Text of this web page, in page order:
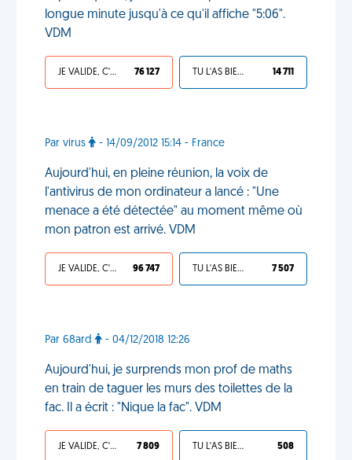
longue minute jusqu'à ce qu'il affiche "5:06".
VDM
JE VALIDE, C'EST UNE VDM 76 127 TU L'AS BIEN MÉRITÉ 14 711
Par virus - 14/09/2012 15:14 - France
Aujourd'hui, en pleine réunion, la voix de
l'antivirus de mon ordinateur a lancé : "Une
menace a été détectée" au moment même où
mon patron est arrivé. VDM
JE VALIDE, C'EST UNE VDM 96 747 TU L'AS BIEN MÉRITÉ 7 507
Par 68ard - 04/12/2018 12:26
Aujourd'hui, je surprends mon prof de maths
en train de taguer les murs des toilettes de la
fac. Il a écrit : "Nique la fac". VDM
JE VALIDE, C'EST UNE VDM 7 809 TU L'AS BIEN MÉRITÉ 508